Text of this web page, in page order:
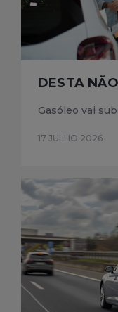
DESTA
Gasóleo vai
17 JULHO 2026